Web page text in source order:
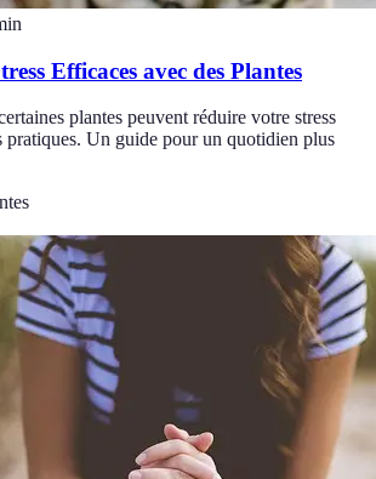
Efficaces avec des Plantes
plantes peuvent réduire votre stress
pratiques. Un guide pour un quotidien plus